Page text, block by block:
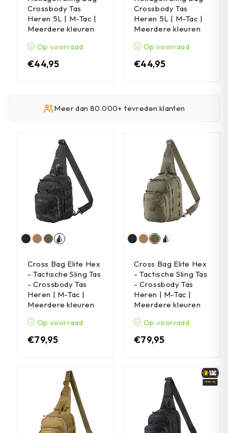
Crossbody Tas
Heren 5L | M-Tac |
Meerdere kleuren
Op voorraad
€44,95
Crossbody Tas
Heren 5L | M-Tac |
Meerdere kleuren
Op voorraad
€44,95
Meer dan 80.000+ tevreden klanten
Cross Bag Elite Hex
- Tactische Sling Tas
- Crossbody Tas
Heren | M-Tac |
Meerdere kleuren
Op voorraad
€79,95
Cross Bag Elite Hex
- Tactische Sling Tas
- Crossbody Tas
Heren | M-Tac |
Meerdere kleuren
Op voorraad
€79,95